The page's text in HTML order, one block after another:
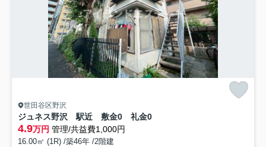
世田谷区野沢
ジュネス野沢 駅近 敷金0 礼金0
4.9万円 管理/共益費1,000円
16.00㎡ (1R) /築46年 /2階建